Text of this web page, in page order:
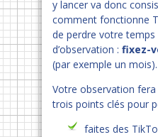
y lancer va donc
comment fonctionne
de perdre votre
d’observation : fixez-
(par exemple un mois).
Votre observation
trois points clés pour
faites des